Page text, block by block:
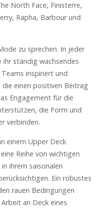
North Face, Finisterre,
Rapha, Barbour und
zu sprechen. In jeder
ständig wachsendes
inspiriert und
einen positiven Beitrag
Engagement für die
die Form und
verbinden.
einem Upper Deck
Reihe von wichtigen
ihrem saisonalen
Ein robustes
rauen Bedingungen
an Deck eines